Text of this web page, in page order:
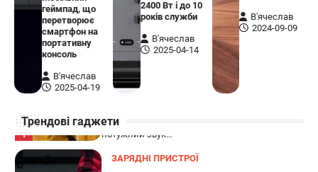
геймпад, що
перетворює
смартфон на
портативну
консоль
В'ячеслав
2025-04-19
2400 Вт і до 10
років служби
В'ячеслав
2025-04-14
В'ячеслав
2024-09-09
Трендові гаджети
1
АУДІО КОЛОНКИ
Бездротова колонка LG XBOOM Go
XG2T
В'ячеслав 2024-09-07
бездротова колонка, яка поєднує в собі
потужний звук…
ЗАРЯДНІ ПРИСТРОЇ